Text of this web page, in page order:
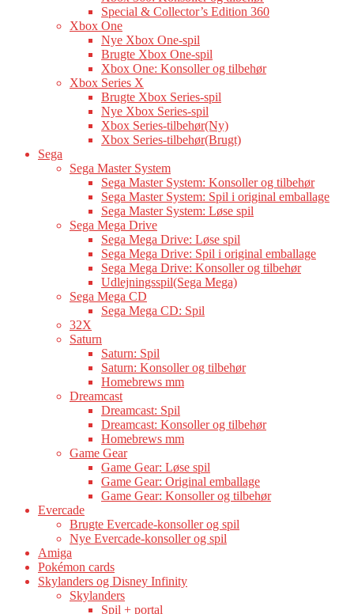
Special & Collector’s Edition 360
Xbox One
Nye Xbox One-spil
Brugte Xbox One-spil
Xbox One: Konsoller og tilbehør
Xbox Series X
Brugte Xbox Series-spil
Nye Xbox Series-spil
Xbox Series-tilbehør(Ny)
Xbox Series-tilbehør(Brugt)
Sega
Sega Master System
Sega Master System: Konsoller og tilbehør
Sega Master System: Spil i original emballage
Sega Master System: Løse spil
Sega Mega Drive
Sega Mega Drive: Løse spil
Sega Mega Drive: Spil i original emballage
Sega Mega Drive: Konsoller og tilbehør
Udlejningsspil(Sega Mega)
Sega Mega CD
Sega Mega CD: Spil
32X
Saturn
Saturn: Spil
Saturn: Konsoller og tilbehør
Homebrews mm
Dreamcast
Dreamcast: Spil
Dreamcast: Konsoller og tilbehør
Homebrews mm
Game Gear
Game Gear: Løse spil
Game Gear: Original emballage
Game Gear: Konsoller og tilbehør
Evercade
Brugte Evercade-konsoller og spil
Nye Evercade-konsoller og spil
Amiga
Pokémon cards
Skylanders og Disney Infinity
Skylanders
Spil + portal